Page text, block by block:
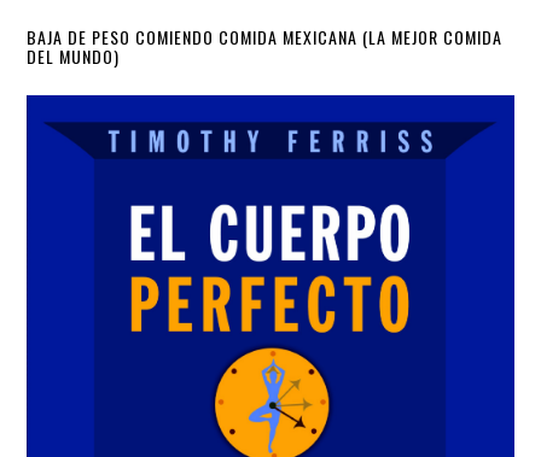
Primary
Sidebar
BAJA DE PESO COMIENDO COMIDA MEXICANA (LA MEJOR COMIDA
DEL MUNDO)